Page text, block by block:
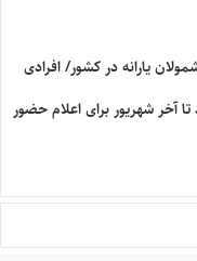
یارانه در کشور/ افرادی
آخر شهریور برای اعلام حضور